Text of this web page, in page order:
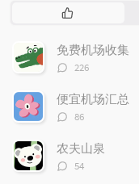
热
文
章
免费机场收集
评
数：
226
便宜机场汇总
评
数：
86
农夫山泉
评
54